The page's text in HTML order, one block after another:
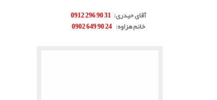
آقای حیدری:
31 90 296 0912
خانم هزاوه:
24 90 649 0902